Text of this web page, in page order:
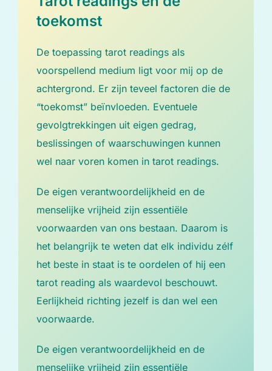
toekomst
De toepassing tarot readings als
voorspellend medium ligt voor mij op de
achtergrond. Er zijn teveel factoren die de
“toekomst” beïnvloeden. Eventuele
gevolgtrekkingen uit eigen gedrag,
beslissingen of waarschuwingen kunnen
wel naar voren komen in tarot readings.
De eigen verantwoordelijkheid en de
menselijke vrijheid zijn essentiële
voorwaarden van ons bestaan. Daarom is
het belangrijk te weten dat elk individu zélf
het beste in staat is te oordelen of hij een
tarot reading als waardevol beschouwt.
Eerlijkheid richting jezelf is dan wel een
voorwaarde.
De eigen verantwoordelijkheid en de
menselijke vrijheid zijn essentiële